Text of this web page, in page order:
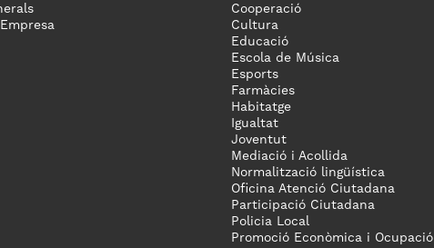
Cooperació
Cultura
Educació
Escola de Música
Esports
Farmàcies
Habitatge
Igualtat
Joventut
Mediació i Acollida
Normalització lingüística
Oficina Atenció Ciutadana
Participació Ciutadana
Policia Local
Promoció Econòmica i Ocupació